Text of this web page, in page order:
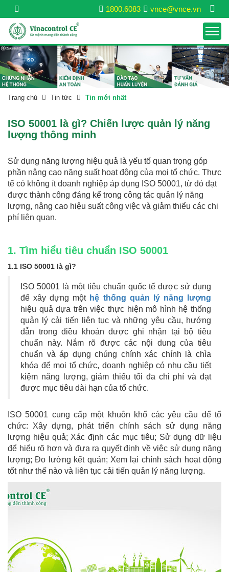
vnce@vnce.vn
1800.6083
Trang chủ Tin tức Tin mới nhất
ISO 50001 là gì? Chiến lược quản lý năng
lượng thông minh
Sử dụng năng lượng hiệu quả là yếu tố quan trọng góp
phần nâng cao năng suất hoạt động của mọi tổ chức. Thực
tế có không ít doanh nghiệp áp dụng ISO 50001, từ đó đạt
được thành công đáng kể trong công tác quản lý năng
lượng, nâng cao hiệu suất công việc và giảm thiểu các chi
phí liên quan.
1. Tìm hiểu tiêu chuẩn ISO 50001
1.1 ISO 50001 là gì?
ISO 50001 là một tiêu chuẩn quốc tế được sử dụng
để xây dựng một hệ thống quản lý năng lượng
hiệu quả dựa trên việc thực hiện mô hình hệ thống
quản lý cải tiến liên tục và những yêu cầu, hướng
dẫn trong điều khoản được ghi nhận tại bộ tiêu
chuẩn này. Nắm rõ được các nội dung của tiêu
chuẩn và áp dụng chúng chính xác chính là chìa
khóa để mọi tổ chức, doanh nghiệp có nhu cầu tiết
kiệm năng lượng, giảm thiểu tối đa chi phí và đạt
được mục tiêu dài hạn của tổ chức.
ISO 50001 cung cấp một khuôn khổ các yêu cầu để tổ
chức: Xây dựng, phát triển chính sách sử dụng năng
lượng hiệu quả; Xác định các mục tiêu; Sử dụng dữ liệu
để hiểu rõ hơn và đưa ra quyết định về việc sử dụng năng
lượng; Đo lường kết quản; Xem lại chính sách hoạt động
tốt như thế nào và liên tục cải tiến quản lý năng lượng.